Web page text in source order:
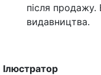
після продажу.
видавництва.
Ілюстратор